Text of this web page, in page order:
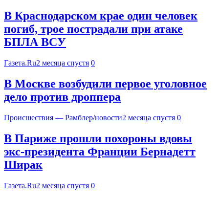
В Краснодарском крае один человек
погиб, трое пострадали при атаке
БПЛА ВСУ
Газета.Ru2 месяца спустя 0
В Москве возбудили первое уголовное
дело против дроппера
Происшествия — Рамблер/новости2 месяца спустя 0
В Париже прошли похороны вдовы
экс-президента Франции Бернадетт
Ширак
Газета.Ru2 месяца спустя 0